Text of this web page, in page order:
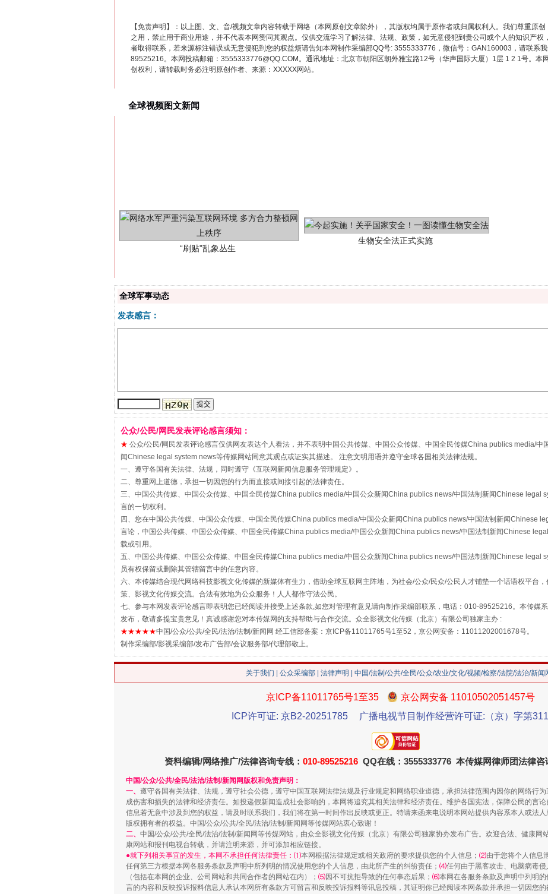
【免责声明】：以上图、文、音/视频文章内容转载于网络（本网原创文章除外），其版权均属于原作者或归属权利人。我们尊重原
之用，禁止用于商业用途，并不代表本网赞同其观点。仅供交流学习了解法律、法规、政策，如无意侵犯到贵公司或个人的知识产
者取得联系，若来源标注错误或无意侵犯到您的权益烦请告知本网制作采编部QQ号: 3555333776，微信号：GAN160003，请联系
89525216。本网投稿邮箱：3555333776@QQ.COM。通讯地址：北京市朝阳区朝外雅宝路12号（华声国际大厦）1层 1 2 1号。本
创权利，请转载时务必注明原创作者、来源：XXXXX网站。
全球视频图文新闻
魏明亮严重违纪违法案透视
揭批美国五大"原罪" "炒鞋教程"里的骗局
解纷+调解+退费，一次搞定
珠宝鉴定乱象
重
站台名比不上好声名
漫山遍野的桃花与雪山、麦地、白藏房 除了知识还要"留白"
全球军事动态
发表感言：
公众/公民/网民发表评论感言须知：
★ 公众/公民/网民发表评论感言仅供网友表达个人看法，并不表明中国公共传媒、中国公众传媒、中国全民传媒China publics media/
闻Chinese legal system news等传媒网站同意其观点或证实其描述。 注意文明用语并遵守全球各国相关法律法规。
一、遵守各国有关法律、法规，同时遵守《互联网新闻信息服务管理规定》。
二、尊重网上道德，承担一切因您的行为而直接或间接引起的法律责任。
三、中国公共传媒、中国公众传媒、中国全民传媒China publics media/中国公众新闻China publics news/中国法制新闻Chinese legal
言的一切权利。
四、您在中国公共传媒、中国公众传媒、中国全民传媒China publics media/中国公众新闻China publics news/中国法制新闻Chinese
言论，中国公共传媒、中国公众传媒、中国全民传媒China publics media/中国公众新闻China publics news/中国法制新闻Chinese
载或引用。
五、中国公共传媒、中国公众传媒、中国全民传媒China publics media/中国公众新闻China publics news/中国法制新闻Chinese legal
员有权保留或删除其管辖留言中的任意内容。
六、本传媒结合现代网络科技影视文化传媒的新媒体有生力，借助全球互联网主阵地，为社会/公众/民众/公民人才铺垫一个话语权平台
策、影视文化传媒交流。合法有效地为公众服务！人人都作守法公民。
七、参与本网发表评论感言即表明您已经阅读并接受上述条款,如您对管理有意见请向制作采编部联系，电话：010-89525216。本传媒
发布，敬请多提宝贵意见！真诚感谢您对本传媒网的支持帮助与合作交流。众全影视文化传媒（北京）有限公司独家主办 :
★★★★★中国/公众/公共/全民/法治/法制/新闻网 经工信部备案：京ICP备11011765号1至52，京公网安备：11011202001678号。
制作采编部/影视采编部/发布广告部/会议服务部/代理部敬上。
关于我们 公众采编部 法律声明 | 中国/法制/公共/全民/公众/农业/文化/视频/检察/法院/法治/新闻
京ICP备11011765号1至35
京公网安备 11010502051457号
ICP许可证: 京B2-20251785
广播电视节目制作经营许可证:（京）字第
资料编辑/网络推广/法律咨询专线： 010-89525216 QQ在线：3555333776 本传媒网律师团法律咨
中国/公众/公共/全民/法治/法制/新闻网版权和免责声明：
一、 遵守各国有关法律、法规，遵守社会公德，遵守中国互联网法律法规及行业规定和网络职业道德，承担法律范围内因你的网络行
成伤害和损失的法律和经济责任。如投递假新闻造成社会影响的，本网将追究其相关法律和经济责任。维护各国宪法，保障公民的言
信息若无意中涉及到您的权益，请及时联系我们，我们将在第一时间作出反映或更正。特请来函来电说明本网站提供内容系本人或法
版权拥有者的权益。中国/公众/公共/全民/法治/法制/新闻网等传媒网站衷心致谢！
二、 中国/公众/公共/全民/法治/法制/新闻网等传媒网站，由众全影视文化传媒（北京）有限公司独家协办发布广告。欢迎合法、健康网
康网站和报刊电视台转载，并请注明来源，并可添加相应链接。
●就下列相关事宜的发生，本网不承担任何法律责任：⑴本网根据法律规定或相关政府的要求提供您的个人信息； ⑵由于您将个人信息
任何第三方根据本网各服务条款及声明中所列明的情况使用您的个人信息，由此所产生的纠纷责任； ⑷任何由于黑客攻击、电脑病毒
（包括在本网的企业、公司网站和共同合作者的网站在内）； ⑸因不可抗拒导致的任何事态后果； ⑹本网在各服务条款及声明中列明的
言的内容和反映投诉报料信息人承认本网所有条款方可留言和反映投诉报料等讯息投稿，其证明你已经阅读本网条款并承担一切因您